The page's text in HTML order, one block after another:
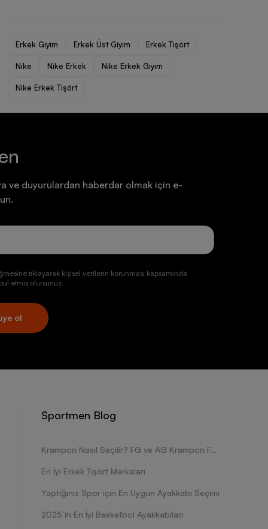
Erkek Giyim Erkek Üst Giyim Erkek Tişört
Nike Nike Erkek Nike Erkek Giyim
Nike Erkek Tişört
ve duyurulardan haberdar olmak için e-
tıklayarak kişisel verilerin korunması kapsamında
etmiş olursunuz.
ol
Sportmen Blog
Krampon Nasıl Seçilir? FG ve AG Krampon Farkları Nelerdir?
En İyi Erkek Tişört Markaları
Yaptığınız Spor için En Uygun Ayakkabı Seçimi
2025’in En İyi Basketbol Ayakkabıları